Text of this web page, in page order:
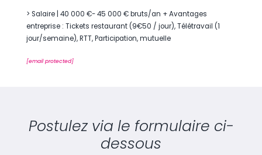
Postulez via le formulaire ci-
dessous
> Salaire | 40 000 €- 45 000 € bruts/an + Avantages
entreprise : Tickets restaurant (9€50 / jour), Télétravail (1
jour/semaine), RTT, Participation, mutuelle
[email protected]